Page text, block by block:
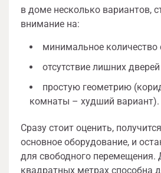
в доме несколько вариантов,
внимание на:
минимальное количество
отсутствие лишних
простую геометрию
комнаты – худший вариант).
Сразу стоит оценить,
основное оборудование, и
для свободного перемещения.
квадратных метрах способна